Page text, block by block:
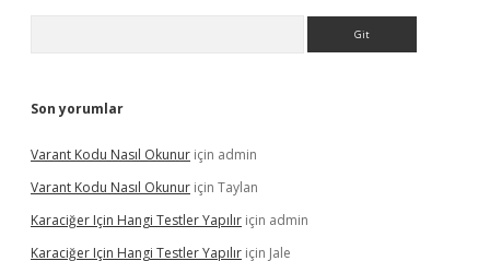
Son yorumlar
Varant Kodu Nasıl Okunur için admin
Varant Kodu Nasıl Okunur için Taylan
Karaciğer Için Hangi Testler Yapılır için admin
Karaciğer Için Hangi Testler Yapılır için Jale